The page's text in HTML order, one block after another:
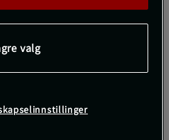
retur
og lett kvalitet som holder deg
valg